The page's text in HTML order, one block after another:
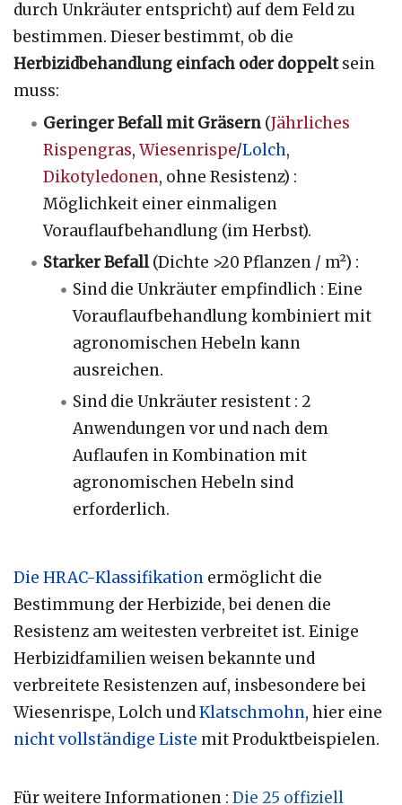
durch Unkräuter entspricht) auf dem Feld zu
bestimmen. Dieser bestimmt, ob die
Herbizidbehandlung einfach oder doppeltsein
muss:
Geringer Befall mit Gräsern (Jährliches
Rispengras,Wiesenrispe/Lolch,
Dikotyledonen, ohne Resistenz) :
Möglichkeit einer einmaligen
Vorauflaufbehandlung (im Herbst).
Starker Befall(Dichte >20 Pflanzen / m²) :
Sind die Unkräuter empfindlich : Eine
Vorauflaufbehandlung kombiniert mit
agronomischen Hebeln kann
ausreichen.
Sind die Unkräuter resistent : 2
Anwendungen vor und nach dem
Auflaufen in Kombination mit
agronomischen Hebeln sind
erforderlich.
Die HRAC-Klassifikation ermöglicht die
Bestimmung der Herbizide, bei denen die
Resistenz am weitesten verbreitet ist. Einige
Herbizidfamilien weisen bekannte und
verbreitete Resistenzen auf, insbesondere bei
Wiesenrispe, Lolch undKlatschmohn, hier eine
nicht vollständige Liste mit Produktbeispielen.
Für weitere Informationen : Die 25 offiziell